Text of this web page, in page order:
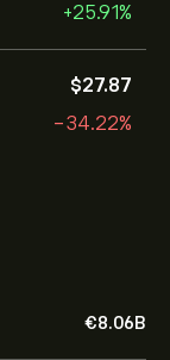
+25.91%
‎$‎27.87
-34.22%
‎€‎8.06B